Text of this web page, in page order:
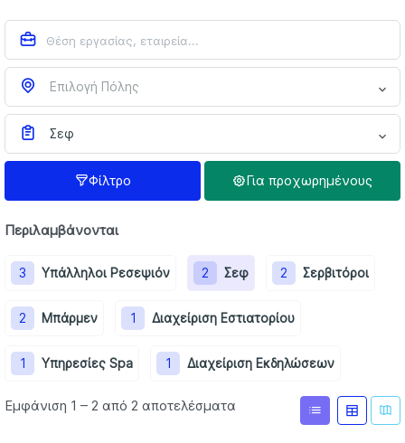
Επιλογή Πόλης
Σεφ
Φίλτρο Για προχωρημένους
Περιλαμβάνονται
3 Υπάλληλοι Ρεσεψιόν 2 Σεφ 2 Σερβιτόροι
2 Μπάρμεν 1 Διαχείριση Εστιατορίου
1 Υπηρεσίες Spa 1 Διαχείριση Εκδηλώσεων
Εμφάνιση 1 – 2 από 2 αποτελέσματα